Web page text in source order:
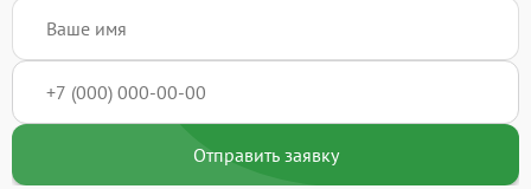
Отправить заявку